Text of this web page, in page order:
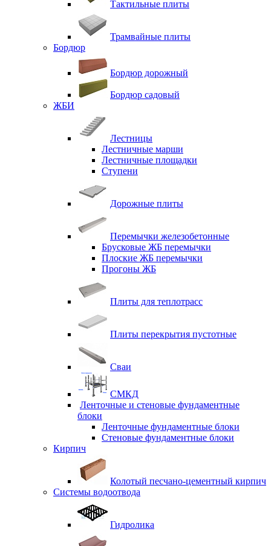
Тактильные плиты
Трамвайные плиты
Бордюр
Бордюр дорожный
Бордюр садовый
ЖБИ
Лестницы
Лестничные марши
Лестничные площадки
Ступени
Дорожные плиты
Перемычки железобетонные
Брусковые ЖБ перемычки
Плоские ЖБ перемычки
Прогоны ЖБ
Плиты для теплотрасс
Плиты перекрытия пустотные
Сваи
СМКД
Ленточные и стеновые фундаментные
блоки
Ленточные фундаментные блоки
Стеновые фундаментные блоки
Кирпич
Колотый песчано-цементный кирпич
Системы водоотвода
Гидролика